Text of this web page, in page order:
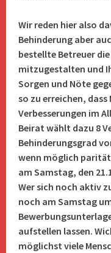
Wir reden hier also
Behinderung aber
bestellte Betreuer
mitzugestalten und
Sorgen und Nöte
so zu erreichen,
Verbesserungen im
Beirat wählt dazu 8
Behinderungsgrad
wenn möglich
am Samstag, den
Wer sich noch aktiv
noch am Samstag
aufstellen lassen.
möglichst viele